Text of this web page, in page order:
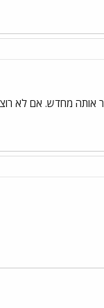
אותה מחדש. אם לא